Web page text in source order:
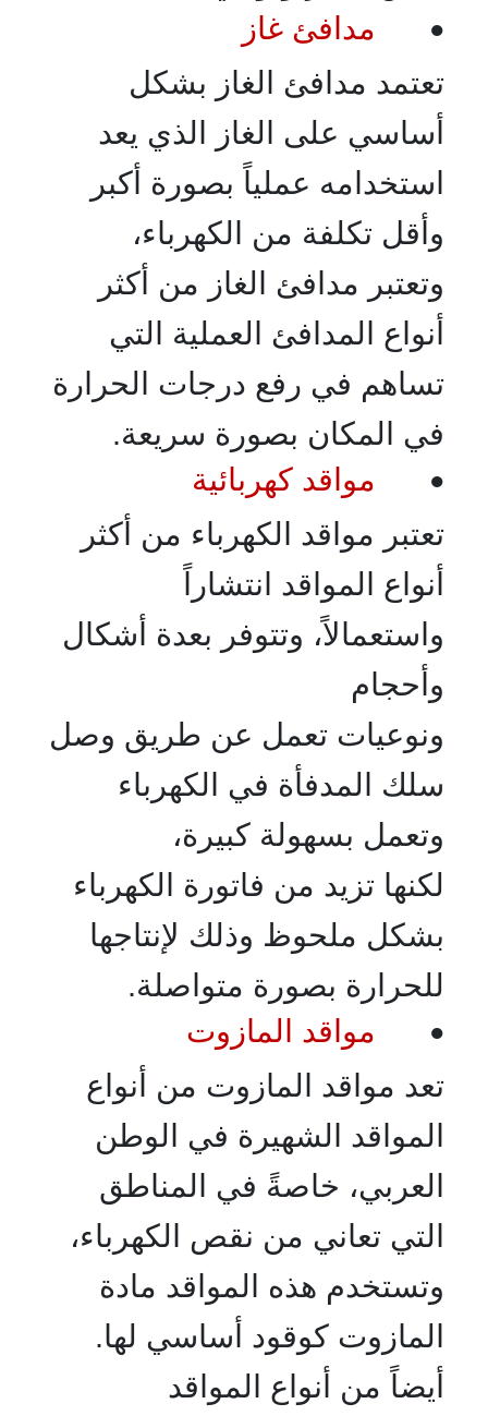
• مدافئ غاز
تعتمد مدافئ الغاز بشكل
أساسي على الغاز الذي يعد
استخدامه عملياً بصورة أكبر
وأقل تكلفة من الكهرباء،
وتعتبر مدافئ الغاز من أكثر
أنواع المدافئ العملية التي
تساهم في رفع درجات الحرارة
في المكان بصورة سريعة.
• مواقد كهربائية
تعتبر مواقد الكهرباء من أكثر
أنواع المواقد انتشاراً
واستعمالاً، وتتوفر بعدة أشكال
وأحجام
ونوعيات تعمل عن طريق وصل
سلك المدفأة في الكهرباء
وتعمل بسهولة كبيرة،
لكنها تزيد من فاتورة الكهرباء
بشكل ملحوظ وذلك لإنتاجها
للحرارة بصورة متواصلة.
• مواقد المازوت
تعد مواقد المازوت من أنواع
المواقد الشهيرة في الوطن
العربي، خاصةً في المناطق
التي تعاني من نقص الكهرباء،
وتستخدم هذه المواقد مادة
المازوت كوقود أساسي لها.
أيضاً من أنواع المواقد